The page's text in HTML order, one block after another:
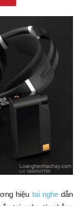
hiệu tai nghedẫn